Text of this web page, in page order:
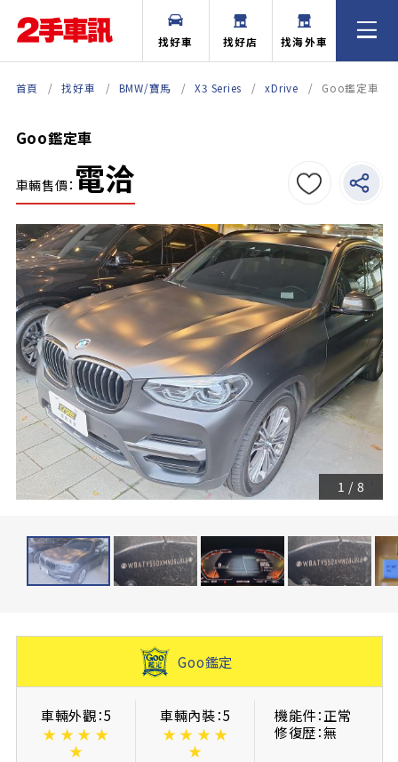
找好車 找好店 找海外車
首頁 找好車 BMW/寶馬 X3 Series xDrive Goo鑑定車
Goo鑑定車
車輛售價： 電洽
1 / 8
Goo鑑定
車輛外觀：5
★ ★ ★ ★
★
車輛內裝：5
★ ★ ★ ★
★
機能件：正常
修復歴：無